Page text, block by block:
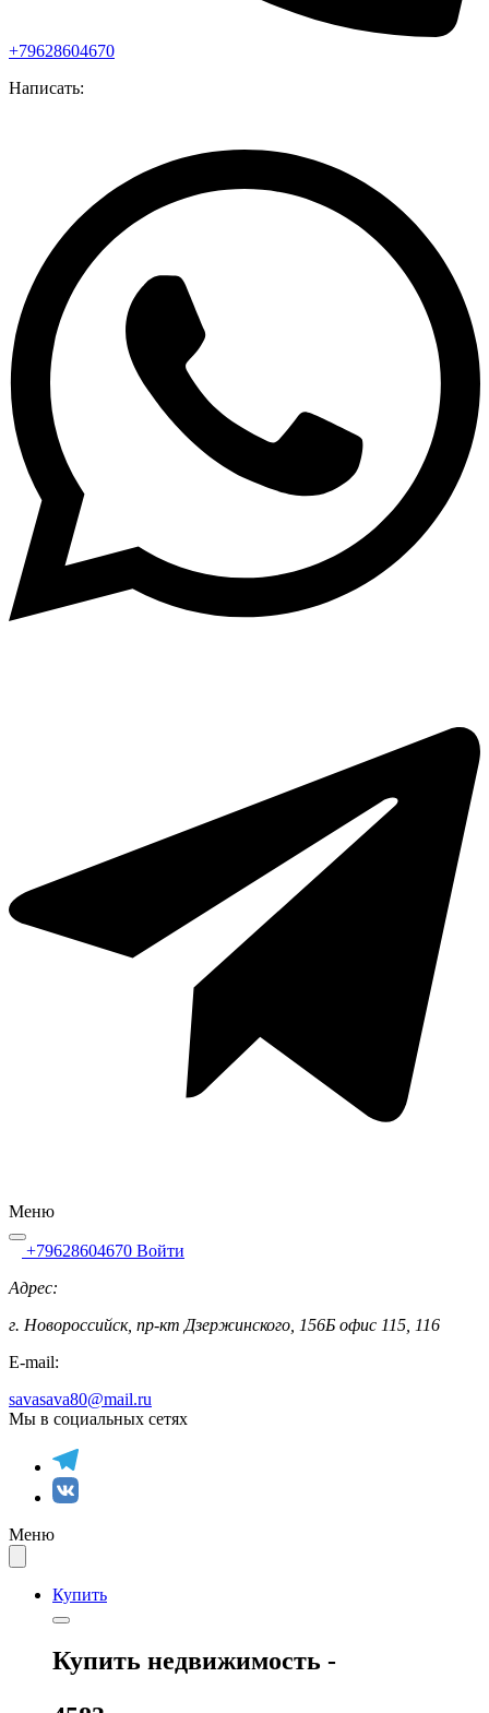
+79628604670
Написать:
Меню
+79628604670 Войти
Адрес:
г. Новороссийск, пр-кт Дзержинского, 156Б офис 115, 116
E-mail:
savasava80@mail.ru
Мы в социальных сетях
Меню
Купить
Купить недвижимость -